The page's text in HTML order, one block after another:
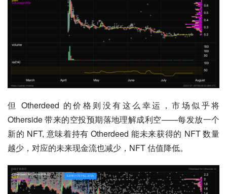
但 Otherdeed 的价格则没有这么幸运，市场似乎将
Otherside 带来的空投预期落地理解成利空——每发放一个
新的 NFT, 意味着持有 Otherdeed 能未来获得的 NFT 数量
越少，对应的未来现金流也减少，NFT 估值降低。